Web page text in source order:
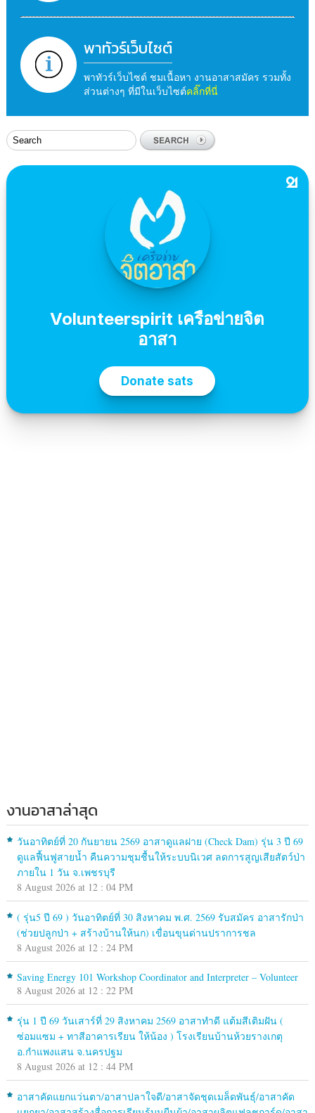
พาทัวร์เว็บไซต์
พาทัวร์เว็บไซต์ ชมเนื้อหา งานอาสาสมัคร รวมทั้ง
ส่วนต่างๆ ที่มีในเว็บไซต์คลิ๊กที่นี่
งานอาสาล่าสุด
วันอาทิตย์ที่ 20 กันยายน 2569 อาสาดูแลฝาย (Check Dam) รุ่น 3 ปี 69
ดูแลฟื้นฟูสายน้ำ คืนความชุมชื้นให้ระบบนิเวศ ลดการสูญเสียสัตว์ป่า
ภายใน 1 วัน จ.เพชรบุรี
8 August 2026 at 12 : 04 PM
( รุ่น5 ปี 69 ) วันอาทิตย์ที่ 30 สิงหาคม พ.ศ. 2569 รับสมัคร อาสารักป่า
(ช่วยปลูกป่า + สร้างบ้านให้นก) เขื่อนขุนด่านปราการชล
8 August 2026 at 12 : 24 PM
Saving Energy 101 Workshop Coordinator and Interpreter – Volunteer
8 August 2026 at 12 : 22 PM
รุ่น 1 ปี 69 วันเสาร์ที่ 29 สิงหาคม 2569 อาสาทำดี แต้มสีเติมฝัน (
ซ่อมแซม + ทาสีอาคารเรียน ให้น้อง ) โรงเรียนบ้านห้วยรางเกตุ
อ.กำแพงแสน จ.นครปฐม
8 August 2026 at 12 : 44 PM
อาสาคัดแยกแว่นตา/อาสาปลาใจดี/อาสาจัดชุดเมล็ดพันธุ์/อาสาคัด